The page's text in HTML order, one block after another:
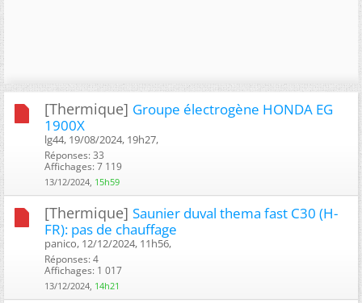
[Thermique] Groupe électrogène HONDA EG
1900X
lg44, 19/08/2024, 19h27, ‎
Réponses: 33
Affichages: 7 119
13/12/2024, 15h59
[Thermique] Saunier duval thema fast C30 (H-
FR): pas de chauffage
panico, 12/12/2024, 11h56, ‎
Réponses: 4
Affichages: 1 017
13/12/2024, 14h21